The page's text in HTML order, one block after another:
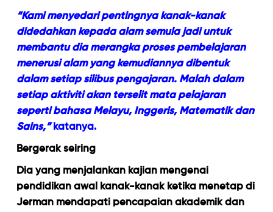
“Kami menyedari pentingnya kanak-kanak
didedahkan kepada alam semula jadi untuk
membantu dia merangka proses pembelajaran
menerusi alam yang kemudiannya dibentuk
dalam setiap silibus pengajaran. Malah dalam
setiap aktiviti akan terselit mata pelajaran
seperti bahasa Melayu, Inggeris, Matematik dan
Sains,”katanya.
Bergerak seiring
Dia yang menjalankan kajian mengenai
pendidikan awal kanak-kanak ketika menetap di
Jerman mendapati pencapaian akademik dan